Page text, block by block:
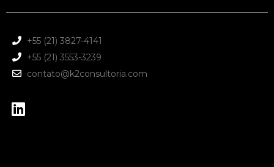
+55 (21) 3827-4141
+55 (21) 3553-3239
contato@k2consultoria.com